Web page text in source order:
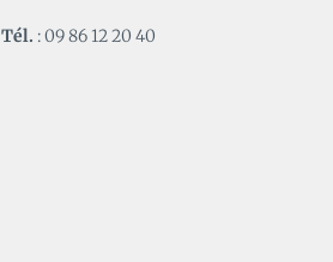
Tél. : 09 86 12 20 40